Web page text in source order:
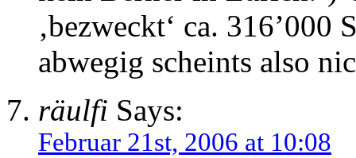
‚bezweckt‘ ca. 316’000
abwegig scheints also
räulfi Says:
Februar 21st, 2006 at 10:08